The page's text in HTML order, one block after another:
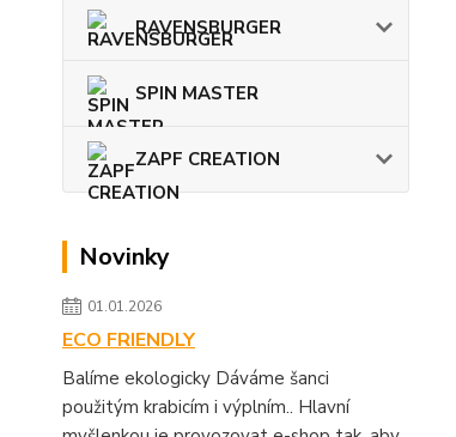
RAVENSBURGER
SPIN MASTER
ZAPF CREATION
Novinky
01.01.2026
ECO FRIENDLY
Balíme ekologicky Dáváme šanci
použitým krabicím i výplním.. Hlavní